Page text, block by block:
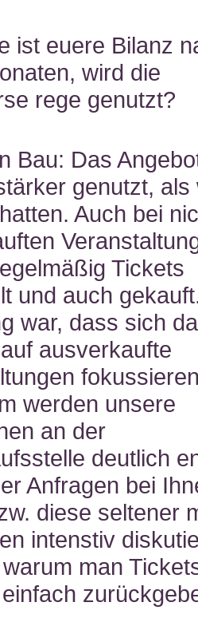
ist euere Bilanz
wird die
rege genutzt?
Bau: Das
genutzt, als
Auch bei
Tickets
und auch
war, dass sich
ausverkaufte
werden unsere
an der
deutlich
Anfragen bei
diese seltener
intenstiv
man